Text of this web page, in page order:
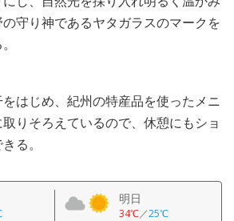
守り神であるヤタガラスのマークを
はじめ、紀州の特産品を使ったメニ
りそろえているので、休憩にもショ
る。
明日
34℃／25℃